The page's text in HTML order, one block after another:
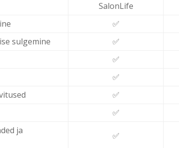
SalonLife
✅
sulgemine
✅
✅
✅
✅
✅
ja
✅